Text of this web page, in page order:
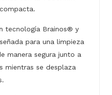
tecnología Brainos® y
para una limpieza
manera segura junto a
mientras se desplaza